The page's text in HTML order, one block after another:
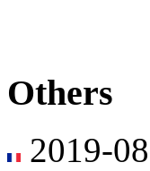
Others
2019-